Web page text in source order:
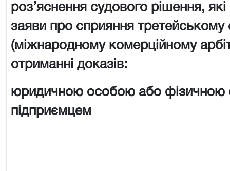
роз’яснення судового рішення,
заяви про сприяння третейському
(міжнародному комерційному
отриманні доказів:
юридичною особою або
підприємцем